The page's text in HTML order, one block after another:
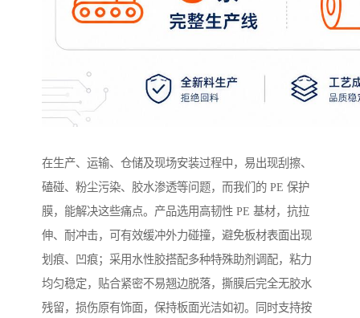
在生产、运输、仓储及现场安装过程中，易出现刮擦、
磕碰、粉尘污染、胶水渗透等问题，而我们的 PE 保护
膜，能解决这些痛点。产品选用高韧性 PE 基材，抗拉
伸、耐冲击，可有效缓冲外力碰撞，避免板材表面出现
划痕、凹痕；采用水性胶搭配多种特殊助剂调配，粘力
均匀稳定，贴合紧密不易翘边脱落，撕膜后完全无胶水
残留，损伤原有饰面，保持板面光洁如初。同时支持按